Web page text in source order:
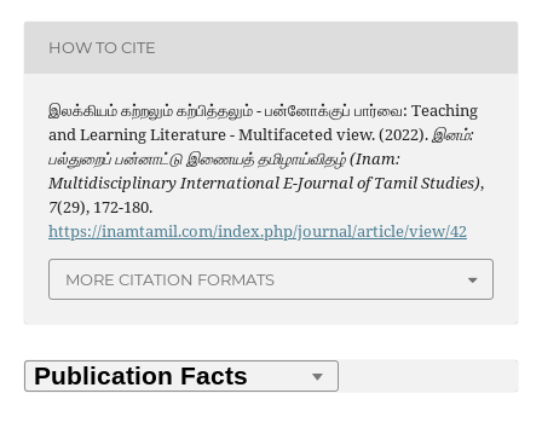
HOW TO CITE
இலக்கியம் கற்றலும் கற்பித்தலும் - பன்னோக்குப் பார்வை: Teaching
and Learning Literature - Multifaceted view. (2022).இனம்:
பல்துறைப் பன்னாட்டு இணையத் தமிழாய்விதழ் (Inam:
Multidisciplinary International E-Journal of Tamil Studies),
7(29), 172-180.
https://inamtamil.com/index.php/journal/article/view/42
MORE CITATION FORMATS